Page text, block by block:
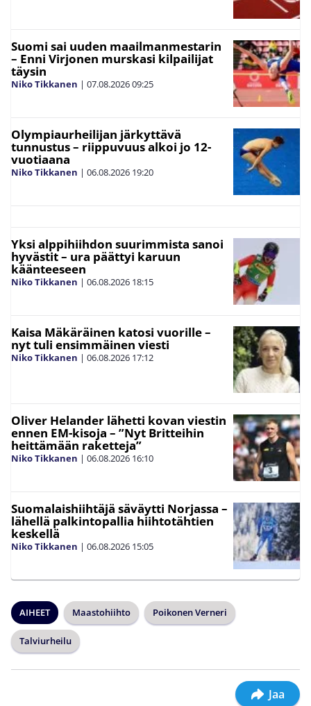
Suomi sai uuden maailmanmestarin
– Enni Virjonen murskasi kilpailijat
täysin
Niko Tikkanen | 07.08.202609:25
Olympiaurheilijan järkyttävä
tunnustus – riippuvuus alkoi jo 12-
vuotiaana
Niko Tikkanen | 06.08.2026 19:20
Yksi alppihiihdon suurimmista sanoi
hyvästit – ura päättyi karuun
käänteeseen
Niko Tikkanen | 06.08.2026 18:15
Kaisa Mäkäräinen katosi vuorille –
nyt tuli ensimmäinen viesti
Niko Tikkanen | 06.08.2026 17:12
Oliver Helander lähetti kovan viestin
ennen EM-kisoja – ”Nyt Britteihin
heittämään raketteja”
Niko Tikkanen | 06.08.2026 16:10
Suomalaishiihtäjä säväytti Norjassa –
lähellä palkintopallia hiihtotähtien
keskellä
Niko Tikkanen | 06.08.2026 15:05
AIHEET Maastohiihto Poikonen Verneri
Talviurheilu
Jaa